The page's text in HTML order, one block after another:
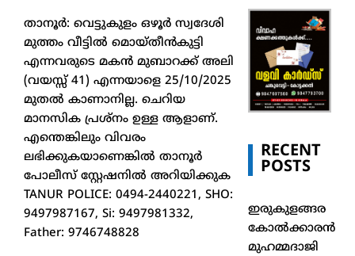
താനൂർ: വെട്ടുകുളം ഒഴൂർ സ്വദേശി
മുത്തം വീട്ടിൽ മൊയ്തീൻകുട്ടി
എന്നവരുടെ മകൻ മുബാറക്ക് അലി
(വയസ്സ് 41) എന്നയാളെ 25/10/2025
മുതൽ കാണാനില്ല. ചെറിയ
മാനസിക പ്രശ്നം ഉള്ള ആളാണ്.
എന്തെങ്കിലും വിവരം
ലഭിക്കുകയാണെങ്കിൽ താനൂർ
പോലീസ് സ്റ്റേഷനിൽ അറിയിക്കുക
TANUR POLICE: 0494-2440221, SHO:
9497987167, Si: 9497981332,
Father: 9746748828
RECENT
POSTS
ഇരുകുളങ്ങര
കോൽക്കാരൻ
മുഹമ്മദാജി